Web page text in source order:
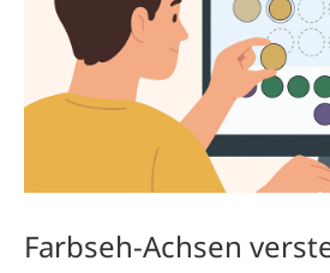
Farbseh-Achsen